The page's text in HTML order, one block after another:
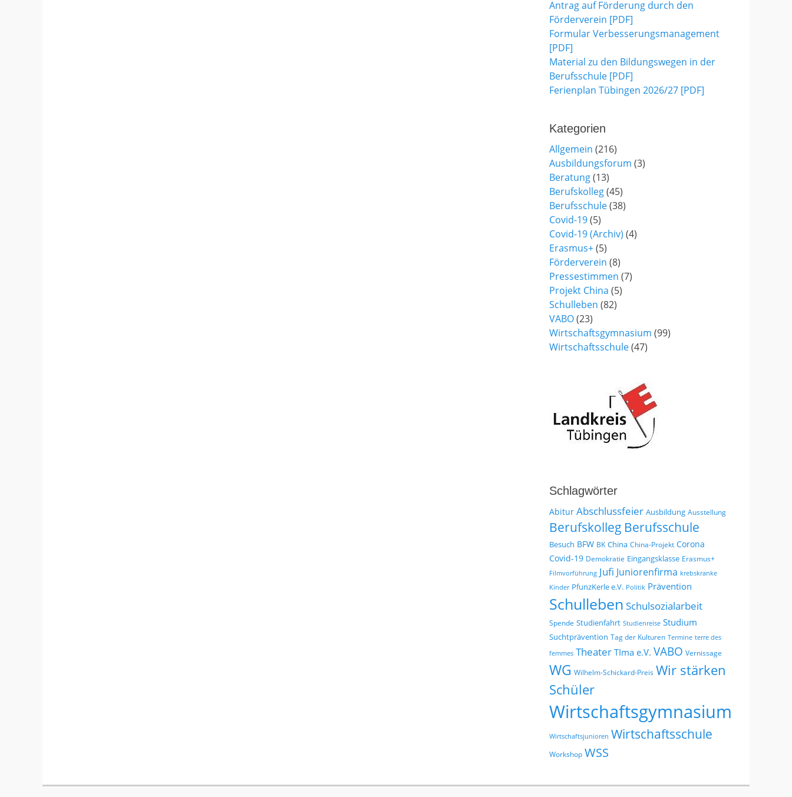
Antrag auf Förderung durch den
Förderverein [PDF]
Formular Verbesserungsmanagement
[PDF]
Material zu den Bildungswegen in der
Berufsschule [PDF]
Ferienplan Tübingen 2026/27 [PDF]
Kategorien
Allgemein (216)
Ausbildungsforum (3)
Beratung(13)
Berufskolleg(45)
Berufsschule(38)
Covid-19(5)
Covid-19 (Archiv) (4)
Erasmus+(5)
Förderverein (8)
Pressestimmen (7)
Projekt China (5)
Schulleben (82)
VABO(23)
Wirtschaftsgymnasium (99)
Wirtschaftsschule(47)
Schlagwörter
Abitur Abschlussfeier Ausbildung Ausstellung
Berufskolleg Berufsschule
Besuch BFW BK China China-Projekt Corona
Covid-19 Demokratie Eingangsklasse Erasmus+
Filmvorführung Jufi Juniorenfirma krebskranke
Kinder PfunzKerle e.V. Politik Prävention
Schulleben Schulsozialarbeit
Spende Studienfahrt Studienreise Studium
Suchtprävention Tag der Kulturen Termine terre des
femmes Theater TIma e.V. VABO Vernissage
WG Wilhelm-Schickard-Preis Wir stärken
Schüler
Wirtschaftsgymnasium
Wirtschaftsjunioren Wirtschaftsschule
Workshop WSS